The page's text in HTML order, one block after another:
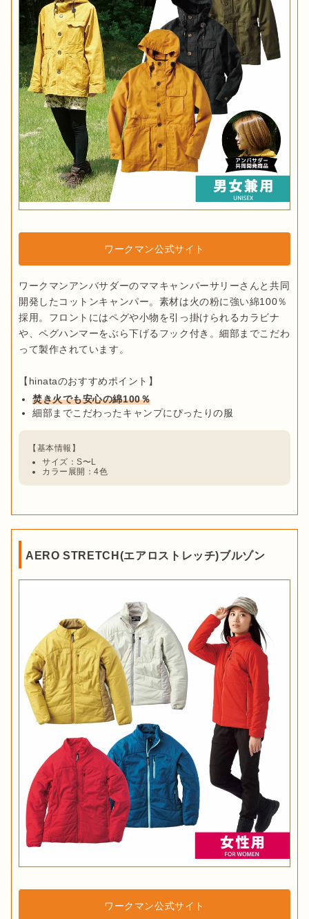
ワークマン公式サイト
ワークマンアンバサダーのママキャンパーサリーさんと共同
開発したコットンキャンパー。素材は火の粉に強い綿100％
採用。フロントにはペグや小物を引っ掛けられるカラビナ
や、ペグハンマーをぶら下げるフック付き。細部までこだわ
って製作されています。
焚き火でも安心の綿100％
細部までこだわったキャンプにぴったりの服
サイズ：S〜L
カラー展開：4色
AERO STRETCH(エアロストレッチ)ブルゾン
ワークマン公式サイト